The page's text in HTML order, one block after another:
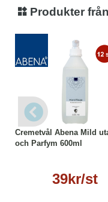
Produkter
Cremetvål Abena Mild
och Parfym 600ml
39kr/st
Läs mer